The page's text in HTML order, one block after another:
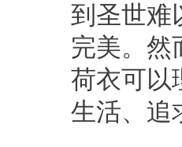
到圣世难
完美。然
荷衣可以
生活、追